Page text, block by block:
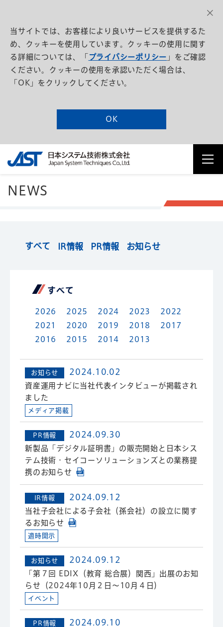
当サイトでは、お客様により良いサービスを提供するた
め、クッキーを使用しています。クッキーの使用に関す
る詳細については、「 プライバシーポリシー 」をご確認
ください。クッキーの使用を承認いただく場合は、
「OK」をクリックしてください。
OK
NEWS
すべて IR情報 PR情報 お知らせ
すべて
2026 2025 2024 2023
2022
2021
2020 2019 2018
2017
2016
2015 2014 2013
お知らせ 2024.10.02
資産運用ナビに当社代表インタビューが掲載され
ました
メディア掲載
PR情報 2024.09.30
新製品「デジタル証明書」の販売開始と日本シス
テム技術・セイコーソリューションズとの業務提
携のお知らせ
IR情報 2024.09.12
当社子会社による子会社（孫会社）の設立に関す
るお知らせ
適時開示
お知らせ 2024.09.12
「第７回 EDIX（教育 総合展）関西」出展のお知
らせ（2024年10月２日～10月４日）
イベント
PR情報 2024.09.10